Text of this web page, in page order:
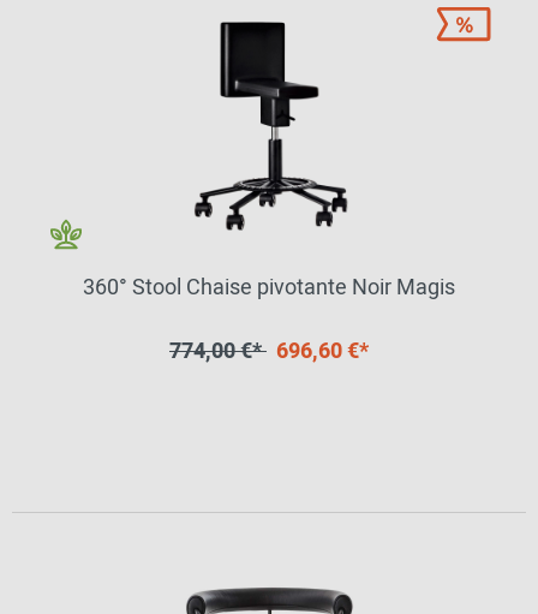
360° Stool Chaise pivotante Noir Magis
774,00 €* 696,60 €*